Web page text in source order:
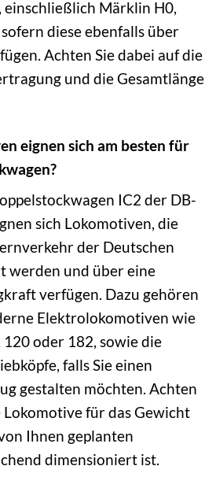
Märklin H0,
diese ebenfalls über
Achten Sie dabei auf die
und die Gesamtlänge
eignen sich am besten für
IC2 der DB-
sich Lokomotiven, die
der Deutschen
werden und über eine
verfügen. Dazu gehören
Elektrolokomotiven wie
oder 182, sowie die
falls Sie einen
gestalten möchten. Achten
Lokomotive für das Gewicht
Ihnen geplanten
dimensioniert ist.